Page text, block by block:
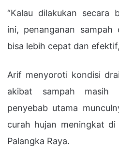
“Kalau dilakukan secara
ini, penanganan
bisa lebih cepat dan
Arif menyoroti kondisi
akibat sampah masih
penyebab utama
curah hujan meningkat
Palangka Raya.